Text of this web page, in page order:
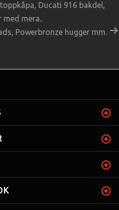
toppkåpa, Ducati 916 bakdel,
mera..
Powerbronze hugger mm.